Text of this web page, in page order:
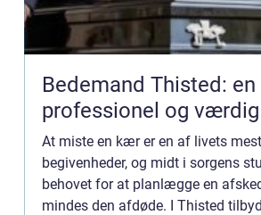
Bedemand Thisted: en
professionel og værdig
At miste en kær er en af livets
begivenheder, og midt i sorgens
behovet for at planlægge en
mindes den afdøde. I Thisted